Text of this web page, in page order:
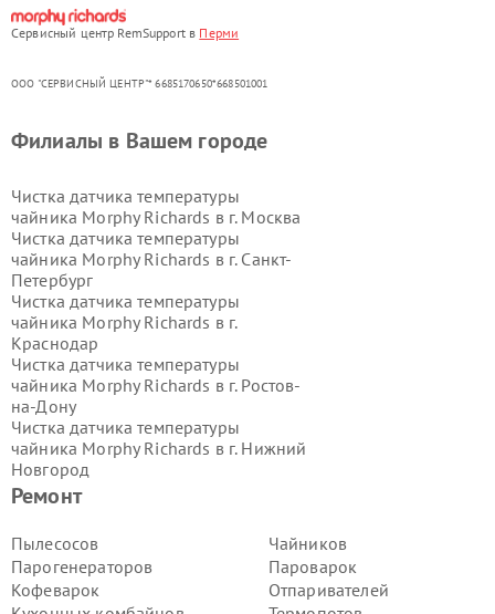
Сервисный центр RemSupport в Перми
ООО "СЕРВИСНЫЙ ЦЕНТР"* 6685170650*668501001
Ремонт
Пылесосов
Парогенераторов
Кофеварок
Чайников
Пароварок
Отпаривателей
Филиалы в Вашем городе
Чистка датчика температуры
чайника Morphy Richards в г. Москва
Чистка датчика температуры
чайника Morphy Richards в г. Санкт-
Петербург
Чистка датчика температуры
чайника Morphy Richards в г.
Краснодар
Чистка датчика температуры
чайника Morphy Richards в г. Ростов-
на-Дону
Чистка датчика температуры
чайника Morphy Richards в г. Нижний
Новгород
Чистка датчика температуры
чайника Morphy Richards в г.
Чистка датчика температуры
чайника Morphy Richards в г.
Екатеринбург